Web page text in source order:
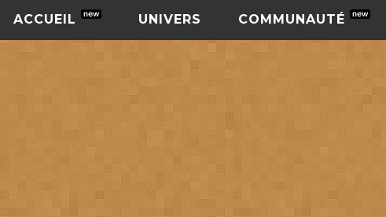
ACCUEIL UNIVERS COMMUNAUTÉ